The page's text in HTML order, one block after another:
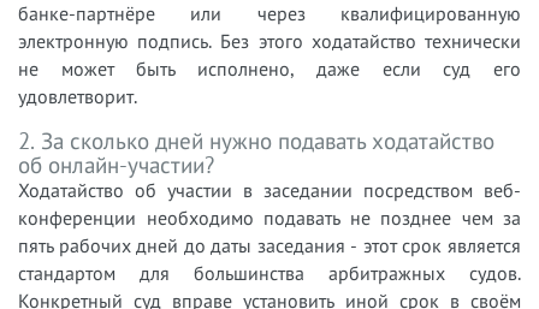
банке-партнёре или через квалифицированную
электронную подпись. Без этого ходатайство технически
не может быть исполнено, даже если суд его
удовлетворит.
2. За сколько дней нужно подавать ходатайство
об онлайн-участии?
Ходатайство об участии в заседании посредством веб-
конференции необходимо подавать не позднее чем за
пять рабочих дней до даты заседания - этот срок является
стандартом для большинства арбитражных судов.
Конкретный суд вправе установить иной срок в своём